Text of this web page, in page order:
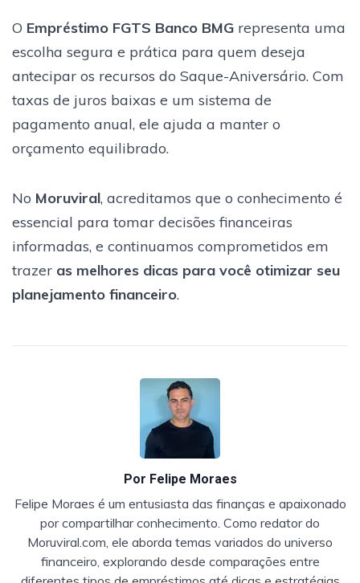
O Empréstimo FGTS Banco BMG representa uma
escolha segura e prática para quem deseja
antecipar os recursos do Saque-Aniversário. Com
taxas de juros baixas e um sistema de
pagamento anual, ele ajuda a manter o
orçamento equilibrado.
No Moruviral, acreditamos que o conhecimento é
essencial para tomar decisões financeiras
informadas, e continuamos comprometidos em
trazer as melhores dicas para você otimizar seu
planejamento financeiro.
Por Felipe Moraes
Felipe Moraes é um entusiasta das finanças e apaixonado
por compartilhar conhecimento. Como redator do
Moruviral.com, ele aborda temas variados do universo
financeiro, explorando desde comparações entre